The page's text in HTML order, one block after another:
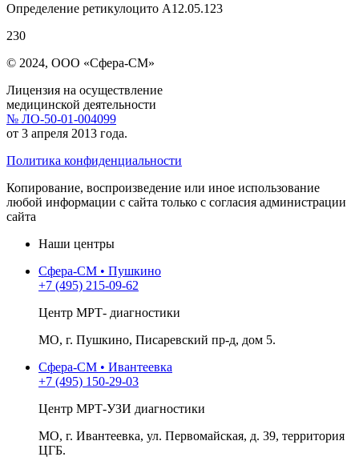
Определение ретикулоцито A12.05.123
230
© 2024, ООО «Сфера-СМ»
Лицензия на осуществление
медицинской деятельности
№ ЛО-50-01-004099
от 3 апреля 2013 года.
Политика конфиденциальности
Копирование, воспроизведение или иное использование
любой информации с сайта только с согласия администрации
сайта
Наши центры
Сфера-СМ • Пушкино
+7 (495) 215-09-62
Центр МРТ- диагностики
МО, г. Пушкино, Писаревский пр-д, дом 5.
Сфера-СМ • Ивантеевка
+7 (495) 150-29-03
Центр МРТ-УЗИ диагностики
МО, г. Ивантеевка, ул. Первомайская, д. 39, территория
ЦГБ.